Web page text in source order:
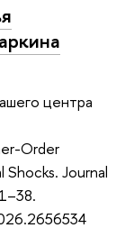
центра
Order
Journal